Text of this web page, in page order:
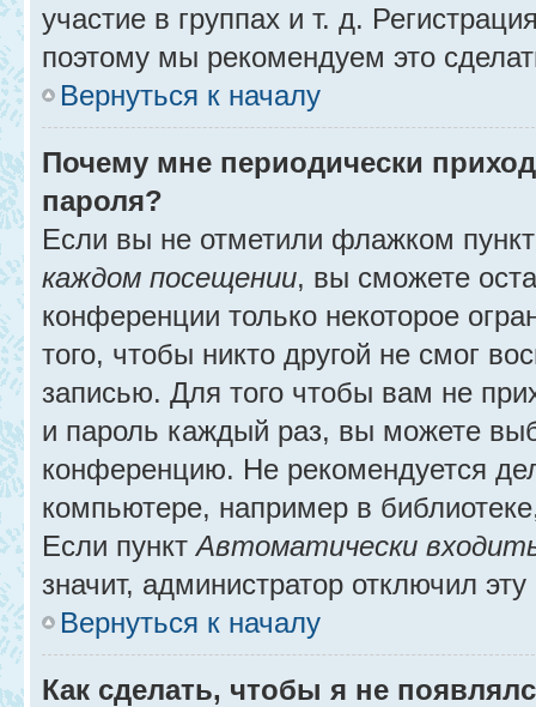
участие в группах и т. д.
поэтому мы рекомендуем это
Вернуться к началу
Почему мне периодически
пароля?
Если вы не отметили флажком
каждом посещении, вы сможете
конференции только некоторое
того, чтобы никто другой не смог
записью. Для того чтобы вам не
и пароль каждый раз, вы можете
конференцию. Не рекомендуется
компьютере, например в
Если пунктАвтоматически
значит, администратор отключил
Вернуться к началу
Как сделать, чтобы я не